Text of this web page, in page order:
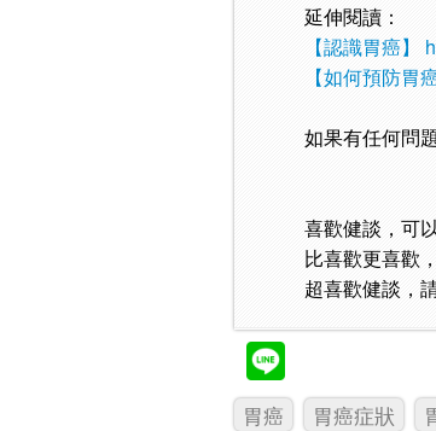
延伸閱讀：
【認識胃癌】
【如何預防胃癌
如果有任何問
喜歡健談，可
比喜歡更喜歡
超喜歡健談，
胃癌 胃癌症狀